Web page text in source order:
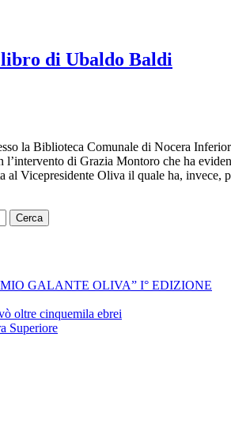
libro di Ubaldo Baldi
la Biblioteca Comunale di Nocera
di Grazia Montoro che ha
al Vicepresidente Oliva il quale ha,
GALANTE OLIVA” I° EDIZIONE
oltre cinquemila ebrei
Superiore